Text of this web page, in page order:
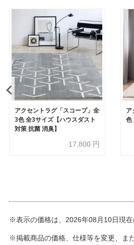
アクセントラグ「スコープ」全
3色 全3サイズ【ハウスダスト
対策 抗菌 消臭】
17,800 円
ア
色
※表示の価格は、2026年08月10日現在
※掲載商品の価格、仕様等を変更、ま